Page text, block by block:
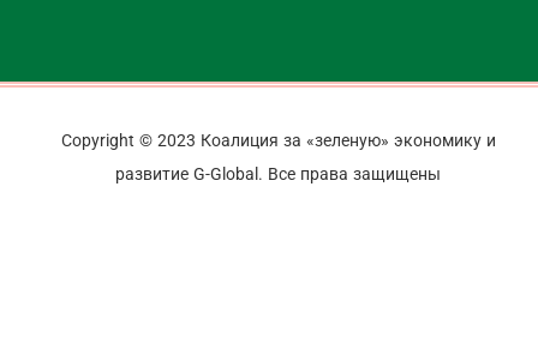
Copyright © 2023 Коалиция за «зеленую» экономику и
развитие G-Global. Все права защищены